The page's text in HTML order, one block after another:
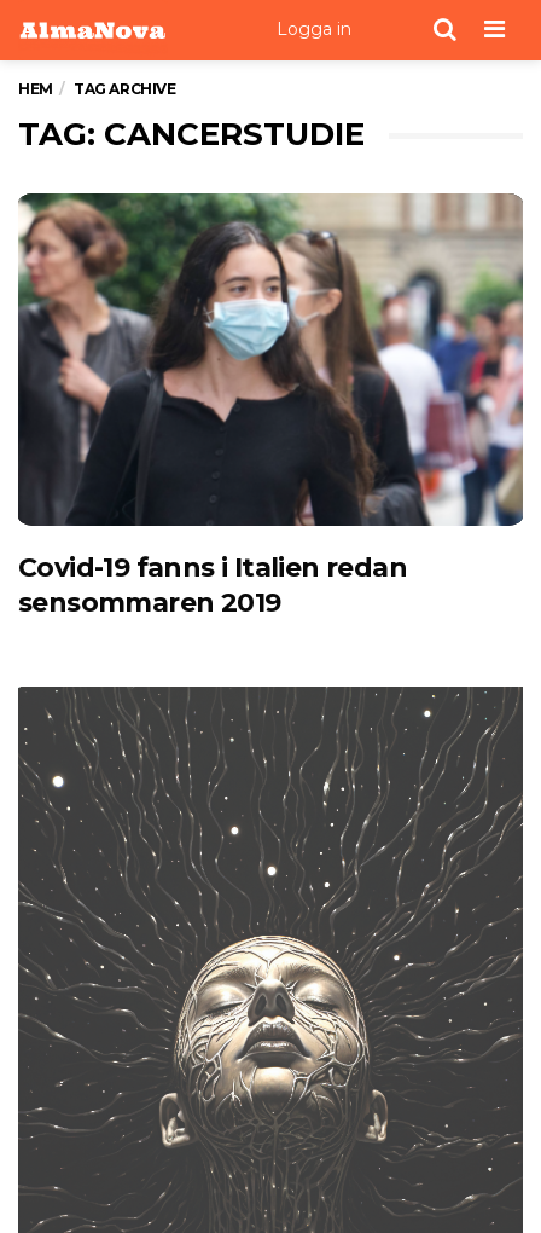
Logga in
HEM TAG ARCHIVE
TAG: CANCERSTUDIE
Covid-19 fanns i Italien redan
sensommaren 2019